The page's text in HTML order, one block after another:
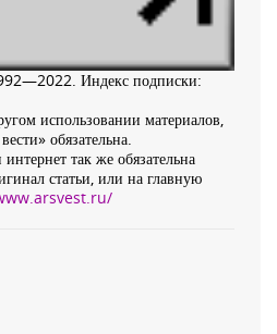
Индекс подписки:
использовании материалов,
обязательна.
так же обязательна
статьи, или на главную